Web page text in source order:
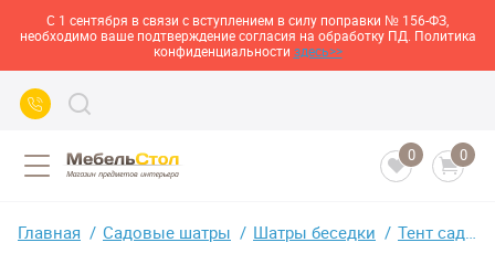
С 1 сентября в связи с вступлением в силу поправки № 156-ФЗ,
необходимо ваше подтверждение согласия на обработку ПД. Политика
конфиденциальности здесь>>
0 0
Главная Садовые шатры Шатры беседки Тент садовый Грин Глейд 1151 полиэстер(Тент садовый Green Glade 1151 полиэстер)